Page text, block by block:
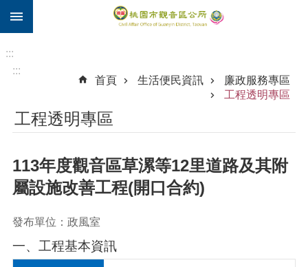
跳到主要內容區塊
民
卡
進
階
搜
:::
:::
首頁
生活便民資訊
廉政服務專區
工程透明專區
工程透明專區
113年度觀音區草漯等12里道路及其附
屬設施改善工程(開口合約)
發布單位：政風室
一、工程基本資訊